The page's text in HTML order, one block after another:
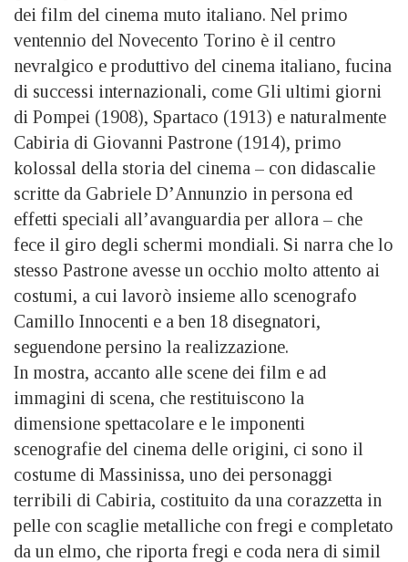
dei film del cinema muto italiano. Nel primo
ventennio del Novecento Torino è il centro
nevralgico e produttivo del cinema italiano, fucina
di successi internazionali, come Gli ultimi giorni
di Pompei (1908), Spartaco (1913) e naturalmente
Cabiria di Giovanni Pastrone (1914), primo
kolossal della storia del cinema – con didascalie
scritte da Gabriele D’Annunzio in persona ed
effetti speciali all’avanguardia per allora – che
fece il giro degli schermi mondiali. Si narra che lo
stesso Pastrone avesse un occhio molto attento ai
costumi, a cui lavorò insieme allo scenografo
Camillo Innocenti e a ben 18 disegnatori,
seguendone persino la realizzazione.
In mostra, accanto alle scene dei film e ad
immagini di scena, che restituiscono la
dimensione spettacolare e le imponenti
scenografie del cinema delle origini, ci sono il
costume di Massinissa, uno dei personaggi
terribili di Cabiria, costituito da una corazzetta in
pelle con scaglie metalliche con fregi e completato
da un elmo, che riporta fregi e coda nera di simil